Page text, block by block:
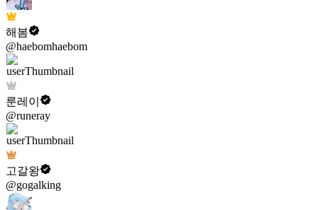
해봄
@haebomhaebom
룬레이
@runeray
고갈왕
@gogalking